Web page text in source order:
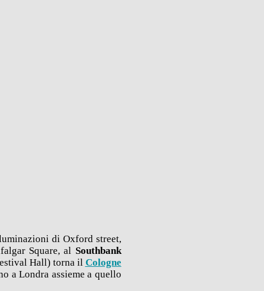
di Oxford street,
Square, al Southbank
Hall) torna il Cologne
a Londra assieme a quello